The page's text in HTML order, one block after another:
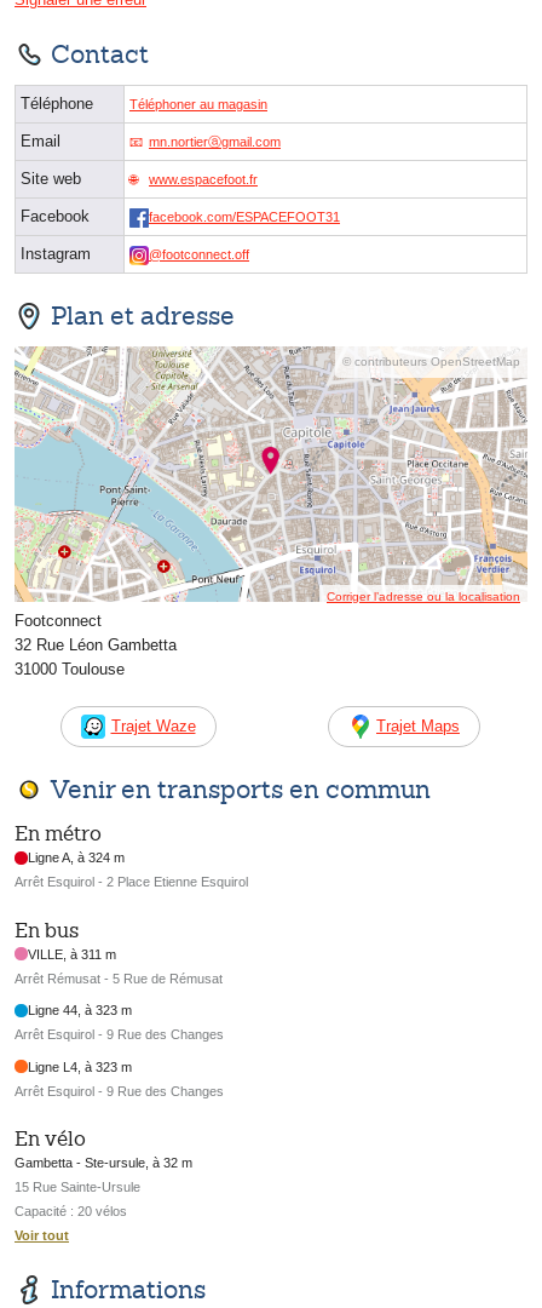
Contact
Téléphone Téléphoner au magasin
Email mn.nortierⓐgmail.com
Site web www.espacefoot.fr
Facebook facebook.com/ESPACEFOOT31
Instagram @footconnect.off
Plan et adresse
© contributeurs OpenStreetMap
Corriger l’adresse ou la localisation
Footconnect
32 Rue Léon Gambetta
31000 Toulouse
Trajet Waze Trajet Maps
Venir en transports en commun
En métro
Ligne A, à 324 m
Arrêt Esquirol - 2 Place Etienne Esquirol
En bus
VILLE, à 311 m
Arrêt Rémusat - 5 Rue de Rémusat
Ligne 44, à 323 m
Arrêt Esquirol - 9 Rue des Changes
Ligne L4, à 323 m
Arrêt Esquirol - 9 Rue des Changes
En vélo
Gambetta - Ste-ursule, à 32 m
15 Rue Sainte-Ursule
Capacité : 20 vélos
Voir tout
Informations